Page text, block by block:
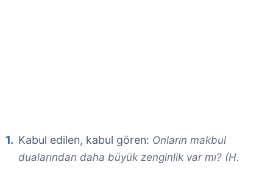
Kabul edilen, kabul gören: Onların makbul
dualarından daha büyük zenginlik var mı? (H.